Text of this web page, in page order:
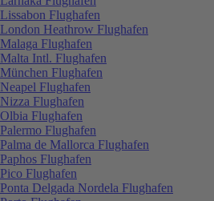
Lissabon Flughafen
London Heathrow Flughafen
Malaga Flughafen
Malta Intl. Flughafen
München Flughafen
Neapel Flughafen
Nizza Flughafen
Olbia Flughafen
Palermo Flughafen
Palma de Mallorca Flughafen
Paphos Flughafen
Pico Flughafen
Ponta Delgada Nordela Flughafen